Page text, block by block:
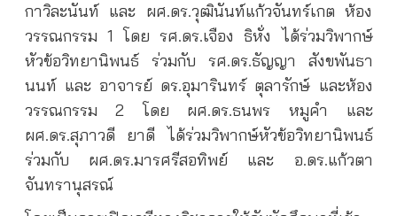
กาวิละนันท์ และ ผศ.ดร.วุฒินันท์แก้วจันทร์เกต ห้อง
วรรณกรรม 1 โดย รศ.ดร.เจือง ธิหั่ง ได้ร่วมวิพากษ์
หัวข้อวิทยานิพนธ์ ร่วมกับ รศ.ดร.ธัญญา สังขพันธา
นนท์ และ อาจารย์ ดร.อุมารินทร์ ตุลารักษ์ และห้อง
วรรณกรรม 2 โดย ผศ.ดร.ธนพร หมูคำ และ
ผศ.ดร.สุภาวดี ยาดี ได้ร่วมวิพากษ์หัวข้อวิทยานิพนธ์
ร่วมกับ ผศ.ดร.มารศรีสอทิพย์ และ อ.ดร.แก้วตา
จันทรานุสรณ์